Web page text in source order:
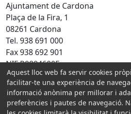
Ajuntament de Cardona
Plaça de la Fira, 1
08261 Cardona
Tel. 938 691 000
Fax 938 692 901
NIF P0804600E
Amb la col·laboració de:
Aquest lloc web fa servir cookies
facilitar-te una experiència de
informació anònima per millorar i
preferències i pautes de navegació.